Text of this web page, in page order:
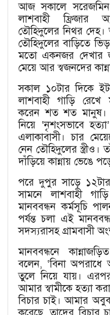
আজ সকালে সরেজমিন
লাশবাহী ফ্রিজার
তৌহিদুলের নিথর দেহ।
তৌহিদুলের বাড়িতে
মতো একনজর দেখার
মেয়ে আর স্বজনদের
সকাল ১০টার দিকে
লাশবাহী গাড়ি রেখে
করেন শত শত
নিয়ে ‘নৃশংসভাবে
এলাকাবাসী। চার
নেন তৌহিদুলের স্ত্রীও।
দাঁড়িয়ে কান্নায় ভেঙে
পরে দুপুর সাড়ে ১২টার
সামনে লাশবাহী
মানববন্ধন কর্মসূচি
পর্যন্ত চলা এই
সদস্যরাসহ গ্রামবাসী
মানববন্ধনে
বলেন, ‘বিনা অপরাধে
তুলে নিয়ে যায়।
আমার স্বামীকে হত্যা
বিচার চাই। আমার